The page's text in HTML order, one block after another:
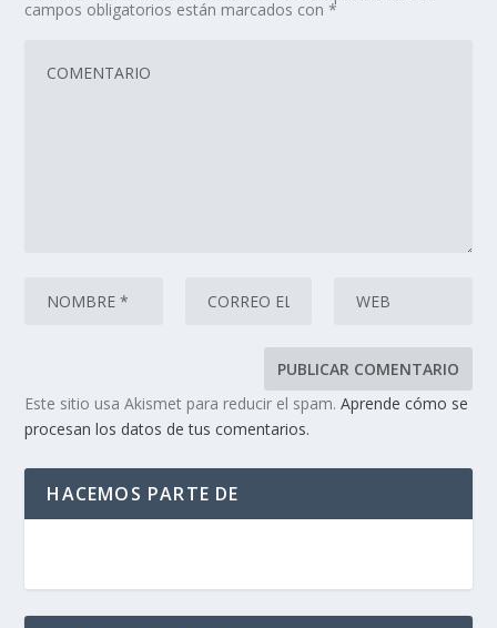
campos obligatorios están marcados con*
Este sitio usa Akismet para reducir el spam.Aprende cómo se
procesan los datos de tus comentarios.
HACEMOS PARTE DE